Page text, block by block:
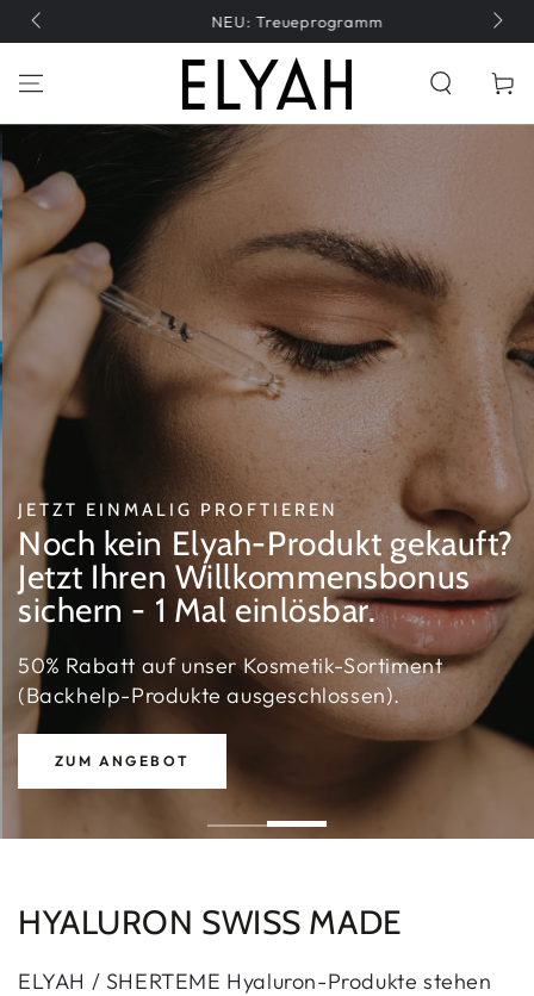
ZUM INHALT
SPRINGEN
T +41 41 747 01 47
JETZT EINMALIG PROFTIEREN
Noch kein Elyah-Produkt gekauft?
Jetzt Ihren Willkommensbonus
sichern - 1 Mal einlösbar.
50% Rabatt auf unser Kosmetik-Sortiment
(Backhelp-Produkte ausgeschlossen).
ZUM ANGEBOT
HYALURON SWISS MADE
ELYAH / SHERTEME Hyaluron-Produkte stehen